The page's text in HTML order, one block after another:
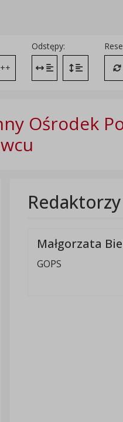
Odstępy:
Zmień odstęp
Zmień
Ośrodek
Małgorzata
GOPS